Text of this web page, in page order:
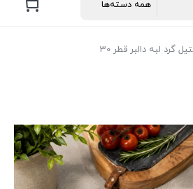
گرد لبه دالبر قطر 30